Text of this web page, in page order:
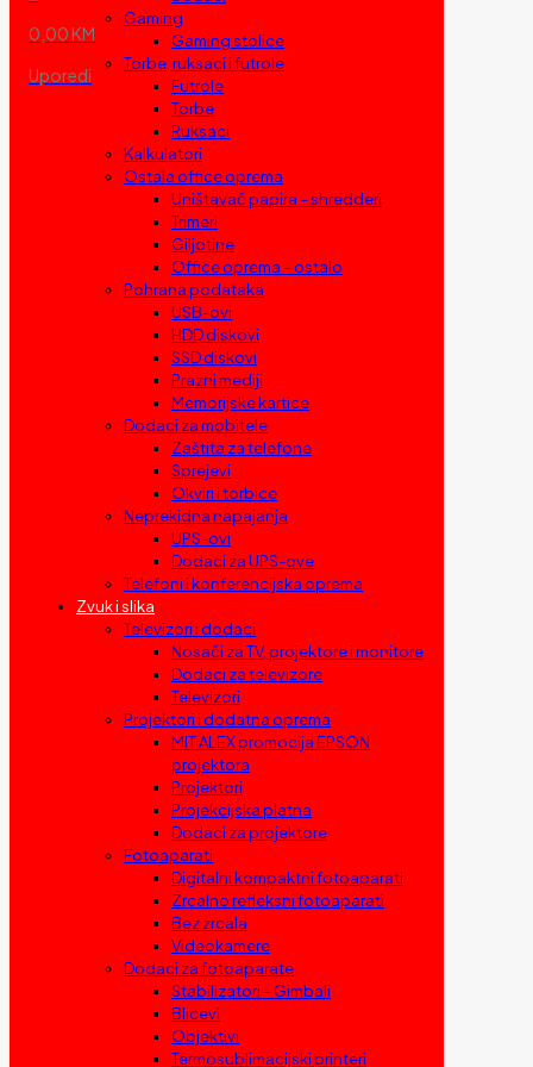
0,00 KM
Uporedi
Gaming
Gaming stolice
Torbe, ruksaci i futrole
Futrole
Torbe
Ruksaci
Kalkulatori
Ostala office oprema
Uništavač papira – shredderi
Trimeri
Giljotine
Office oprema – ostalo
Pohrana podataka
USB-ovi
HDD diskovi
SSD diskovi
Prazni mediji
Memorijske kartice
Dodaci za mobitele
Zaštita za telefone
Sprejevi
Okviri i torbice
Neprekidna napajanja
UPS-ovi
Dodaci za UPS-ove
Telefoni i konferencijska oprema
Zvuk i slika
Televizori i dodaci
Nosači za TV, projektore i monitore
Dodaci za televizore
Televizori
Projektori i dodatna oprema
MIT ALEX promocija EPSON
projektora
Projektori
Projekcijska platna
Dodaci za projektore
Fotoaparati
Digitalni kompaktni fotoaparati
Zrcalno refleksni fotoaparati
Bez zrcala
Videokamere
Dodaci za fotoaparate
Stabilizatori – Gimbali
Blicevi
Objektivi
Termosublimacijski printeri